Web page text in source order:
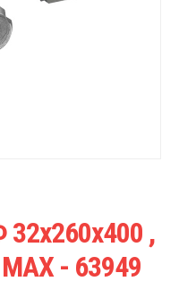
32x260x400 ,
- 63949